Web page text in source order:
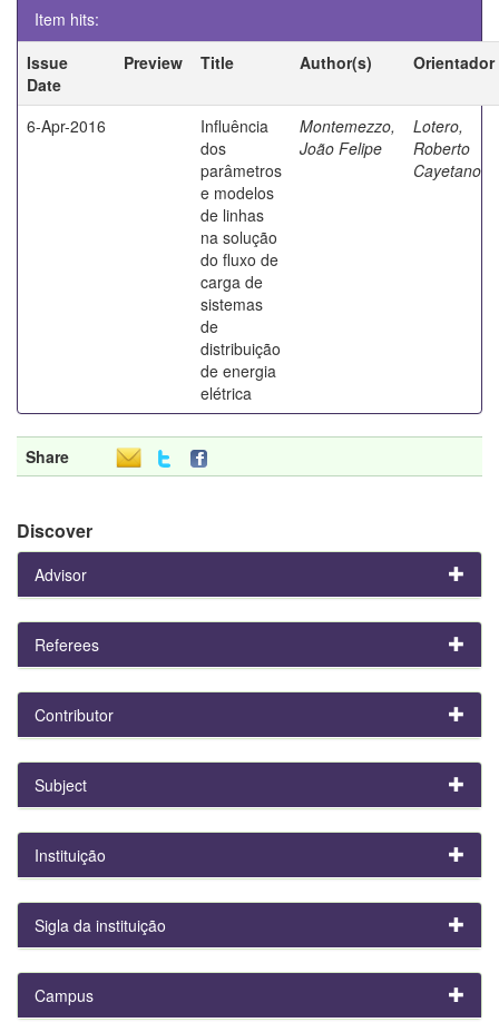
Item hits:
Issue
Date
Preview Title Author(s) Orientador
6-Apr-2016
Influência
dos
parâmetros
e modelos
de linhas
na solução
do fluxo de
carga de
sistemas
de
distribuição
de energia
elétrica
Montemezzo,
João Felipe
Lotero,
Roberto
Cayetano
Share
Discover
Advisor
Referees
Contributor
Subject
Instituição
Sigla da instituição
Campus